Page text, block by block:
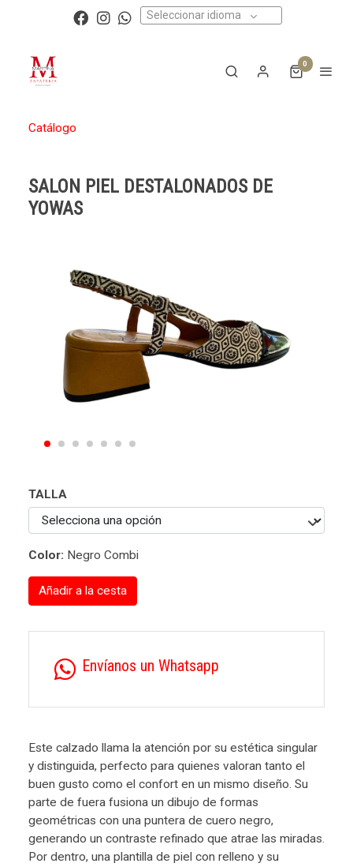
Seleccionar idioma
0
Catálogo
SALON PIEL DESTALONADOS DE
YOWAS
TALLA
Color: Negro Combi
Añadir a la cesta
Envíanos un Whatsapp
Este calzado llama la atención por su estética singular
y distinguida, perfecto para quienes valoran tanto el
buen gusto como el confort en un mismo diseño. Su
parte de fuera fusiona un dibujo de formas
geométricas con una puntera de cuero negro,
generando un contraste refinado que atrae las miradas.
Por dentro, una plantilla de piel con relleno y su